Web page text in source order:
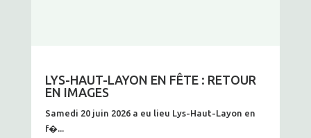
LYS-HAUT-LAYON EN FÊTE : RETOUR
EN IMAGES
Samedi 20 juin 2026 a eu lieu Lys-Haut-Layon en
f�...